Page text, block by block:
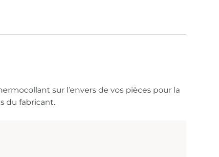
sur l’envers de vos pièces pour la
du fabricant.